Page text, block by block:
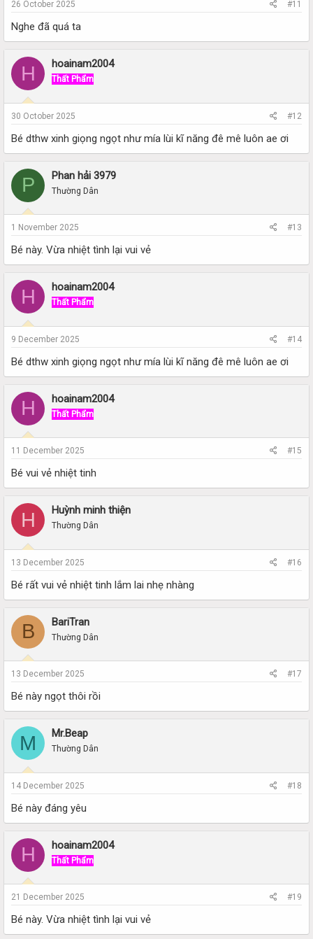
26 October 2025 #11
Nghe đã quá ta
H hoainam2004
Thất Phẩm
30 October 2025 #12
Bé dthw xinh giọng ngọt như mía lùi kĩ năng đê mê luôn ae ơi
P Phan hải 3979
Thường Dân
1 November 2025 #13
Bé này. Vừa nhiệt tình lại vui vẻ
H hoainam2004
Thất Phẩm
9 December 2025 #14
Bé dthw xinh giọng ngọt như mía lùi kĩ năng đê mê luôn ae ơi
H hoainam2004
Thất Phẩm
11 December 2025 #15
Bé vui vẻ nhiệt tinh
H Huỳnh minh thiện
Thường Dân
13 December 2025 #16
Bé rất vui vẻ nhiệt tinh lắm lai nhẹ nhàng
B BariTran
Thường Dân
13 December 2025 #17
Bé này ngọt thôi rồi
M Mr.Beap
Thường Dân
14 December 2025 #18
Bé này đáng yêu
H hoainam2004
Thất Phẩm
21 December 2025 #19
Bé này. Vừa nhiệt tình lại vui vẻ